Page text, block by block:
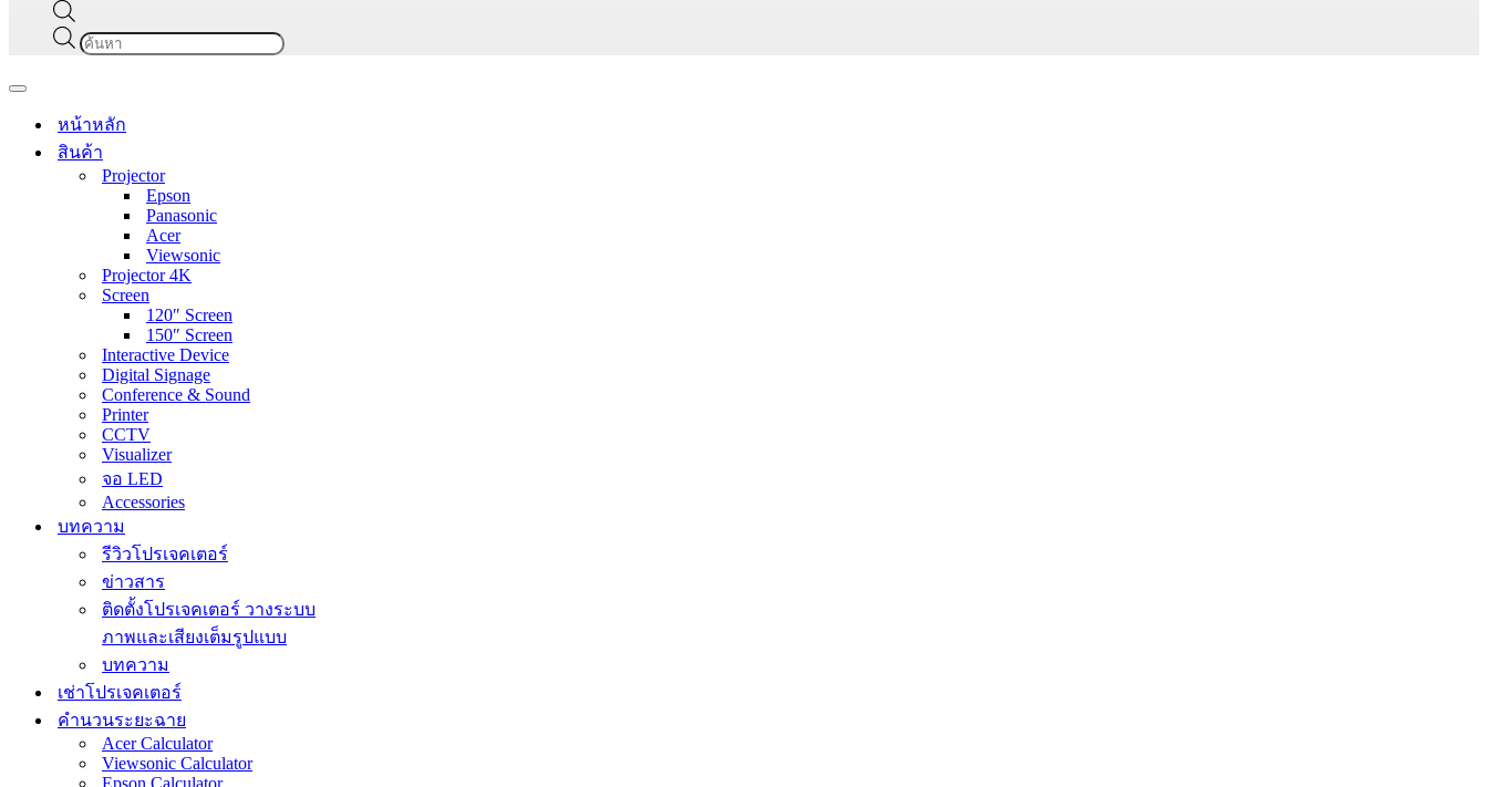
Products
search
Navigation
หน้าหลัก
สินค้า
Projector
Epson
Panasonic
Acer
Viewsonic
Projector 4K
Screen
120″ Screen
150″ Screen
Interactive Device
Digital Signage
Conference & Sound
Printer
CCTV
Visualizer
จอ LED
Accessories
บทความ
รีวิวโปรเจคเตอร์
ข่าวสาร
ติดตั้งโปรเจคเตอร์ วางระบบ
ภาพและเสียงเต็มรูปแบบ
บทความ
เช่าโปรเจคเตอร์
คำนวนระยะฉาย
Acer Calculator
Viewsonic Calculator
Epson Calculator